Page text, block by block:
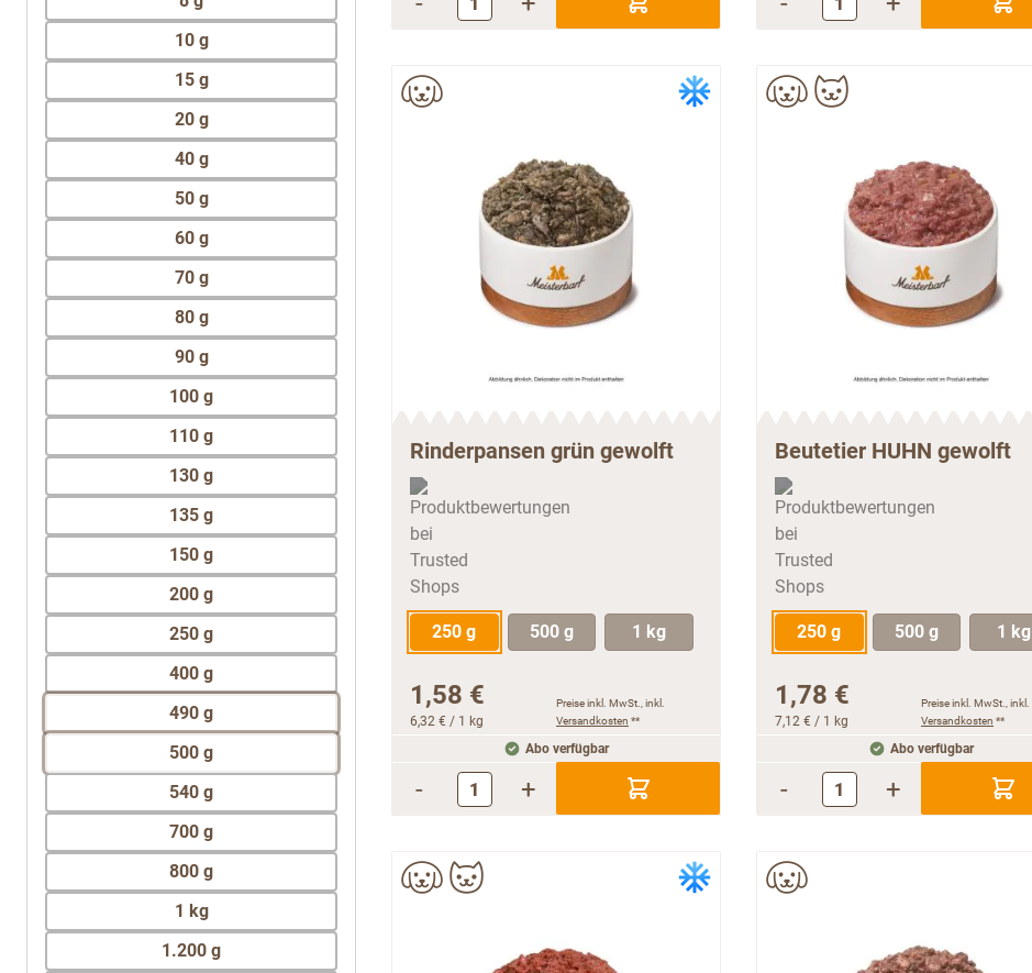
10 g
15 g
20 g
40 g
50 g
60 g
70 g
80 g
90 g
100 g
110 g
130 g
135 g
150 g
200 g
250 g
400 g
490 g
500 g
540 g
700 g
800 g
1 kg
1.200 g
Rinderpansen grün gewolft
250 g 500 g 1 kg
1,58 €
6,32 € / 1 kg
Preise inkl. MwSt., inkl.
Versandkosten **
Abo verfügbar
- +
Beutetier HUHN gewolft
250 g 500 g 1 kg
1,78 €
7,12 € / 1 kg
Preise inkl. MwSt., inkl.
Versandkosten **
Abo verfügbar
- +